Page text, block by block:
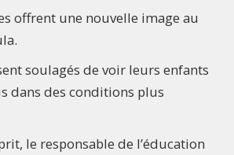
offrent une nouvelle image au
soulagés de voir leurs enfants
dans des conditions plus
le responsable de l’éducation